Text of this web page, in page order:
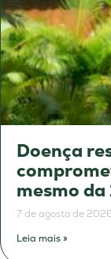
Doença
mesmo da
7 de agosto de
Leia mais »